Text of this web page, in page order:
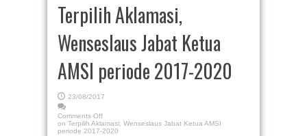
Terpilih Aklamasi,
Wenseslaus Jabat Ketua
AMSI periode 2017-2020
23/08/2017
Comments Off
on Terpilih Aklamasi, Wenseslaus Jabat Ketua AMSI
periode 2017-2020